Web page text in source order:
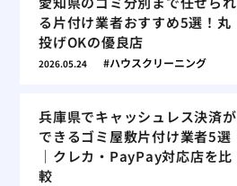
る片付け業者おすすめ5選！丸
投げOKの優良店
2026.05.24 ハウスクリーニング
兵庫県でキャッシュレス決済が
できるゴミ屋敷片付け業者5選
｜クレカ・PayPay対応店を比
較